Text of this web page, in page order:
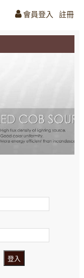
會員登入 註冊